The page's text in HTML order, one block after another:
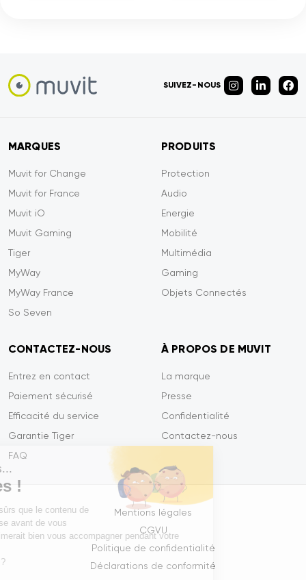
Salut c'est nous...
les Cookies !
On a attendu d'être sûrs que le contenu de
ce site vous intéresse avant de vous
déranger, mais on aimerait bien vous accompagner pendant votre
C'est OK pour vous ?
SUIVEZ-NOUS
MARQUES
Muvit for Change
Muvit for France
Muvit iO
Muvit Gaming
Tiger
MyWay
MyWay France
So Seven
PRODUITS
Protection
Audio
Energie
Mobilité
Multimédia
Gaming
Objets Connectés
CONTACTEZ-NOUS
Entrez en contact
Paiement sécurisé
Efficacité du service
Garantie Tiger
FAQ
À PROPOS DE MUVIT
La marque
Presse
Confidentialité
Contactez-nous
Mentions légales
CGVU
Politique de confidentialité
Déclarations de conformité